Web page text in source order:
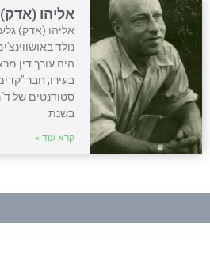
אליהו
אליהו (אדק)
נולד
היה עורך דין
בעירו, חבר
סטודנטים של
בשנת
קרא עוד »